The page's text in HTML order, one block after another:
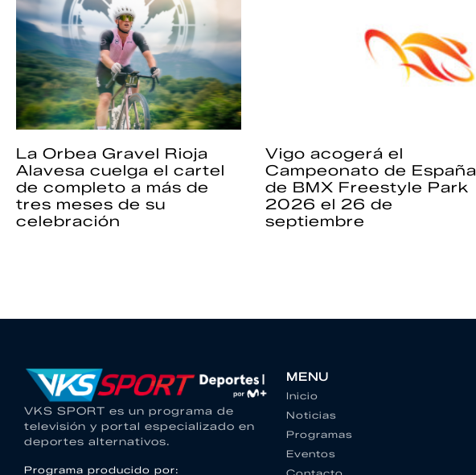
La Orbea Gravel Rioja
Alavesa cuelga el cartel
de completo a más de
tres meses de su
celebración
Vigo acogerá el
Campeonato de España
de BMX Freestyle Park
2026 el 26 de
septiembre
VKS SPORT es un programa de
televisión y portal especializado en
deportes alternativos.
Programa producido por:
MENU
Inicio
Noticias
Programas
Eventos